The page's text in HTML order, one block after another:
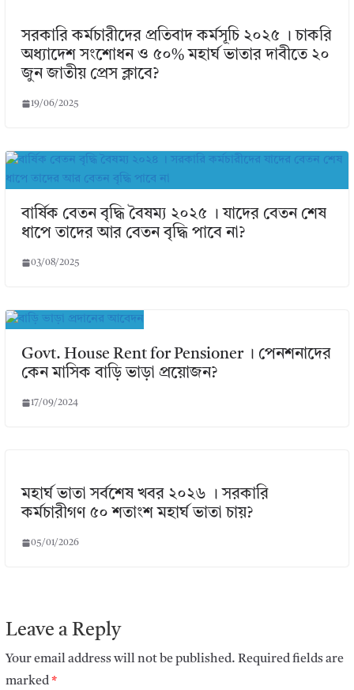
সরকারি কর্মচারীদের প্রতিবাদ কর্মসূচি ২০২৫ । চাকরি
অধ্যাদেশ সংশোধন ও ৫০% মহার্ঘ ভাতার দাবীতে ২০
জুন জাতীয় প্রেস ক্লাবে?
19/06/2025
বার্ষিক বেতন বৃদ্ধি বৈষম্য ২০২৫ । যাদের বেতন শেষ
ধাপে তাদের আর বেতন বৃদ্ধি পাবে না?
03/08/2025
Govt. House Rent for Pensioner । পেনশনাদের
কেন মাসিক বাড়ি ভাড়া প্রয়োজন?
17/09/2024
মহার্ঘ ভাতা সর্বশেষ খবর ২০২৬ । সরকারি
কর্মচারীগণ ৫০ শতাংশ মহার্ঘ ভাতা চায়?
05/01/2026
Leave a Reply
Your email address will not be published. Required fields are
marked*